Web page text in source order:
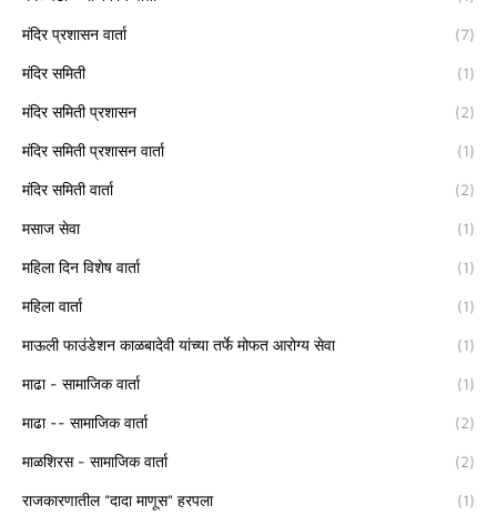
मंदिर प्रशासन वार्ता (7)
मंदिर समिती (1)
मंदिर समिती प्रशासन (2)
मंदिर समिती प्रशासन वार्ता (1)
मंदिर समिती वार्ता (2)
मसाज सेवा (1)
महिला दिन विशेष वार्ता (1)
महिला वार्ता (1)
माऊली फाउंडेशन काळबादेवी यांच्या तर्फे मोफत आरोग्य सेवा (1)
माढा - सामाजिक वार्ता (1)
माढा -- सामाजिक वार्ता (2)
माळशिरस - सामाजिक वार्ता (2)
राजकारणातील "दादा माणूस" हरपला (1)